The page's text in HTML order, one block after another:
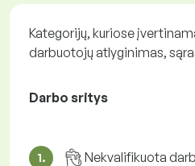
Kategorijų, kuriose
darbuotojų atlyginimas,
Darbo sritys
1.
Nekvalifikuota